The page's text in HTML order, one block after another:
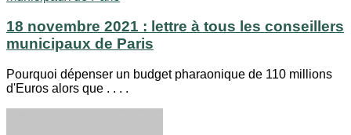
18 novembre 2021 : lettre à tous les conseillers
municipaux de Paris
Pourquoi dépenser un budget pharaonique de 110 millions
d'Euros alors que . . . .